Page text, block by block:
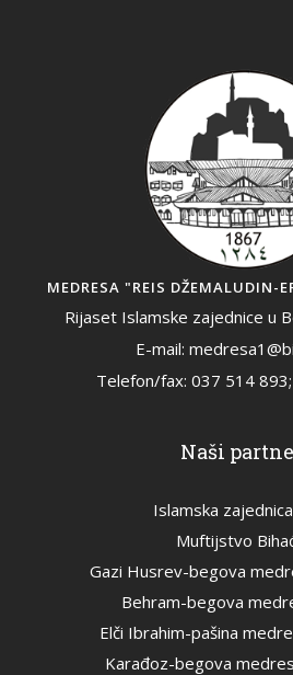
MEDRESA "REIS DŽEMALUDIN-
Rijaset Islamske zajednice u
E-mail:
Telefon/fax: 037 514
Naši
Islamska
Muftijstvo
Gazi Husrev-begova
Behram-begova
Elči Ibrahim-pašina
Karađoz-begova